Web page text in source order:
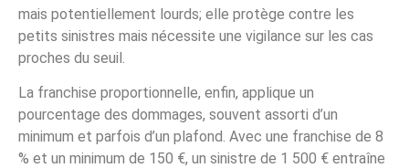
mais potentiellement lourds; elle protège contre les
petits sinistres mais nécessite une vigilance sur les cas
proches du seuil.
La franchise proportionnelle, enfin, applique un
pourcentage des dommages, souvent assorti d’un
minimum et parfois d’un plafond. Avec une franchise de 8
% et un minimum de 150 €, un sinistre de 1 500 € entraîne